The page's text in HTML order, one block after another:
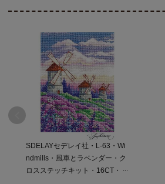
SDELAYセデレイ社・L-63・Wi
ndmills・風車とラベンダー・ク
ロスステッチキット・16CT・1